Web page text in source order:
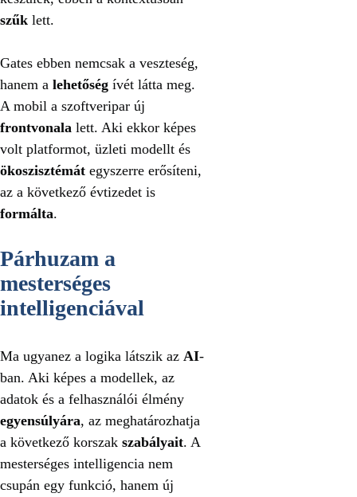
szűk lett.
Gates ebben nemcsak a veszteség,
hanem a lehetőség ívét látta meg.
A mobil a szoftveripar új
frontvonala lett. Aki ekkor képes
volt platformot, üzleti modellt és
ökoszisztémát egyszerre erősíteni,
az a következő évtizedet is
formálta.
Párhuzam a
mesterséges
intelligenciával
Ma ugyanez a logika látszik az AI-
ban. Aki képes a modellek, az
adatok és a felhasználói élmény
egyensúlyára, az meghatározhatja
a következő korszak szabályait. A
mesterséges intelligencia nem
csupán egy funkció, hanem új